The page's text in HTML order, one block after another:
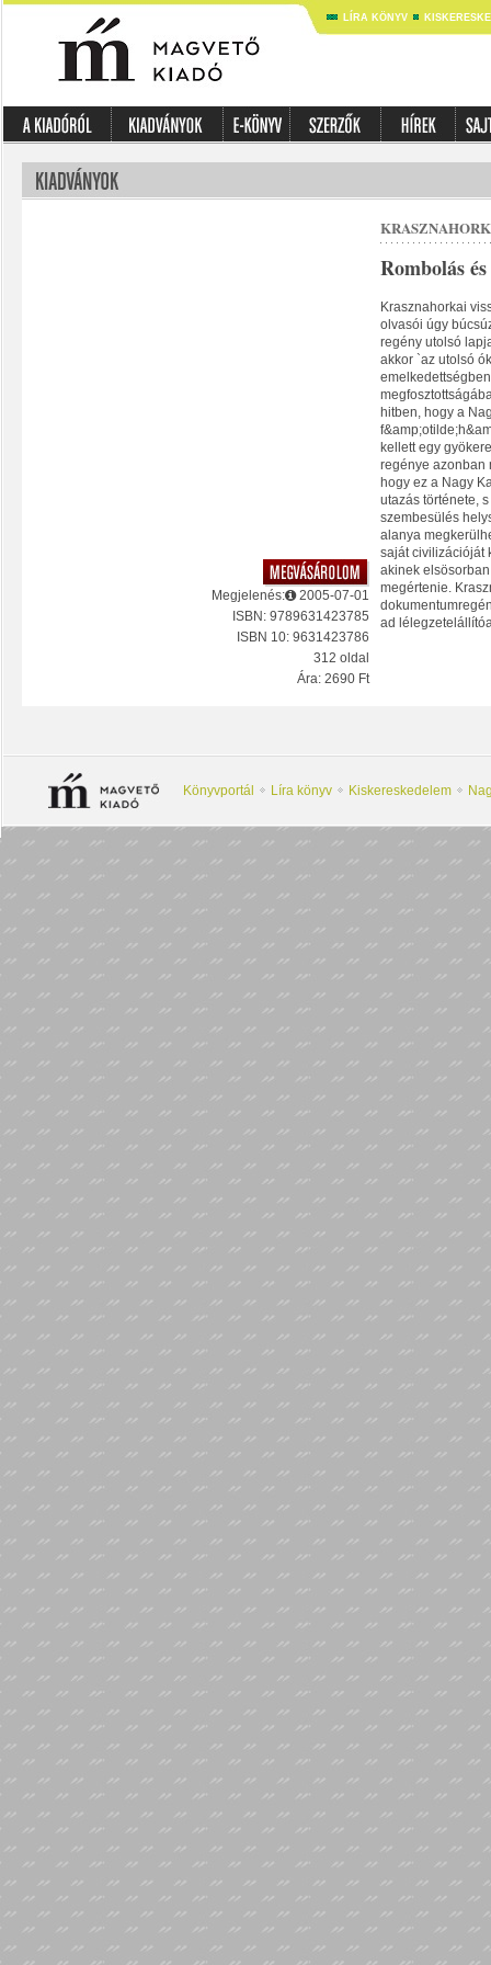
LÍRA KÖNYV
Megjelenés:
2005-07-01
ISBN: 9789631423785
ISBN 10: 9631423786
312 oldal
Ára: 2690 Ft
Rombolás
Krasznahorkai
olvasói úgy
regény utolsó
akkor `az utolsó
hitben, hogy a
kellett egy
regénye azonban
hogy ez a Nagy
utazás története,
szembesülés
alanya
saját civilizációját
akinek
megértenie.
ad
Könyvportál Líra könyv Kiskereskedelem